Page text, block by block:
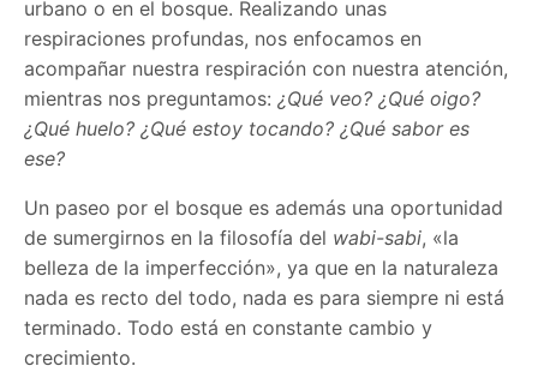
urbano o en el bosque. Realizando unas
respiraciones profundas, nos enfocamos en
acompañar nuestra respiración con nuestra atención,
mientras nos preguntamos:¿Qué veo? ¿Qué oigo?
¿Qué huelo? ¿Qué estoy tocando? ¿Qué sabor es
ese?
Un paseo por el bosque es además una oportunidad
de sumergirnos en la filosofía del wabi-sabi, «la
belleza de la imperfección», ya que en la naturaleza
nada es recto del todo, nada es para siempre ni está
terminado. Todo está en constante cambio y
crecimiento.